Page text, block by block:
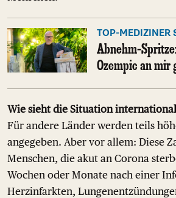
TOP-MEDIZINER
Abnehm-
Ozempic an mir
Wie sieht die Situation international
Für andere Länder werden teils
angegeben. Aber vor allem: Diese
Menschen, die akut an Corona
Wochen oder Monate nach einer
Herzinfarkten,